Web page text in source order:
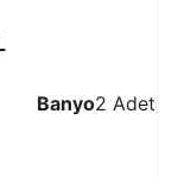
Banyo2 Adet